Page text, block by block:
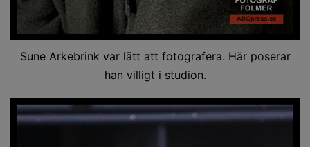
Sune Arkebrink var lätt att fotografera. Här poserar
han villigt i studion.